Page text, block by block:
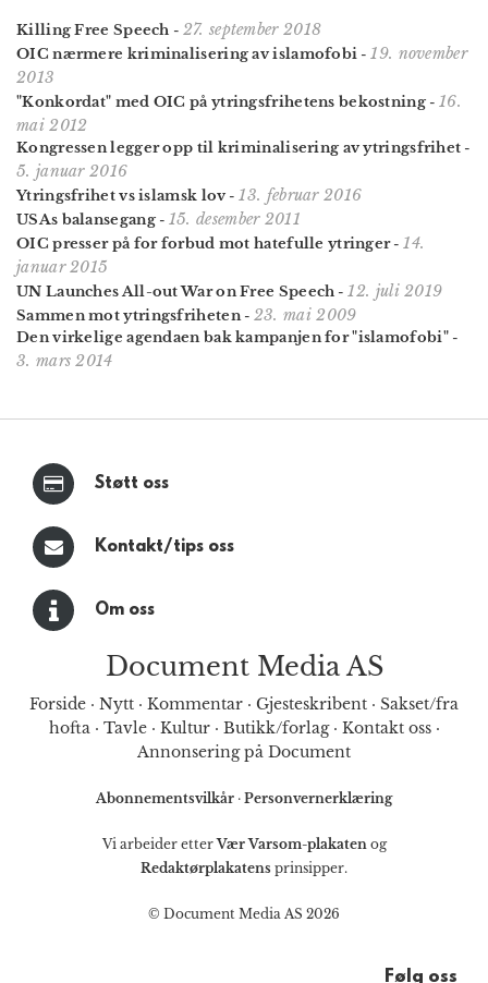
Killing Free Speech - 27. september 2018
OIC nærmere kriminalisering av islamofobi -19. november
2013
"Konkordat" med OIC på ytringsfrihetens bekostning - 16.
mai 2012
Kongressen legger opp til kriminalisering av ytringsfrihet -
5. januar 2016
Ytringsfrihet vs islamsk lov -13. februar 2016
USAs balansegang- 15. desember 2011
OIC presser på for forbud mot hatefulle ytringer-14.
januar 2015
UN Launches All-out War on Free Speech -12. juli 2019
Sammen mot ytringsfriheten- 23. mai 2009
Den virkelige agendaen bak kampanjen for "islamofobi"-
3. mars 2014
Støtt oss
Kontakt/tips oss
Om oss
Document Media AS
Forside · Nytt · Kommentar · Gjesteskribent · Sakset/fra
hofta· Tavle· Kultur· Butikk/forlag· Kontakt oss·
Annonsering på Document
Abonnementsvilkår · Personvernerklæring
Vi arbeider etterVær Varsom-plakatenog
Redaktørplakatens prinsipper.
© Document Media AS 2026
Følg oss